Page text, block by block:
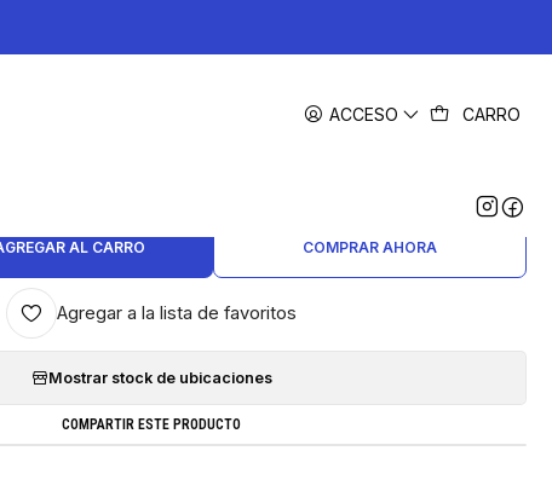
ACCESO CARRO
Cb436A x 5 Unid. Pack Toner
AL CARRO COMPRAR AHORA
Agregar a la lista de favoritos
Mostrar stock de ubicaciones
COMPARTIR ESTE PRODUCTO